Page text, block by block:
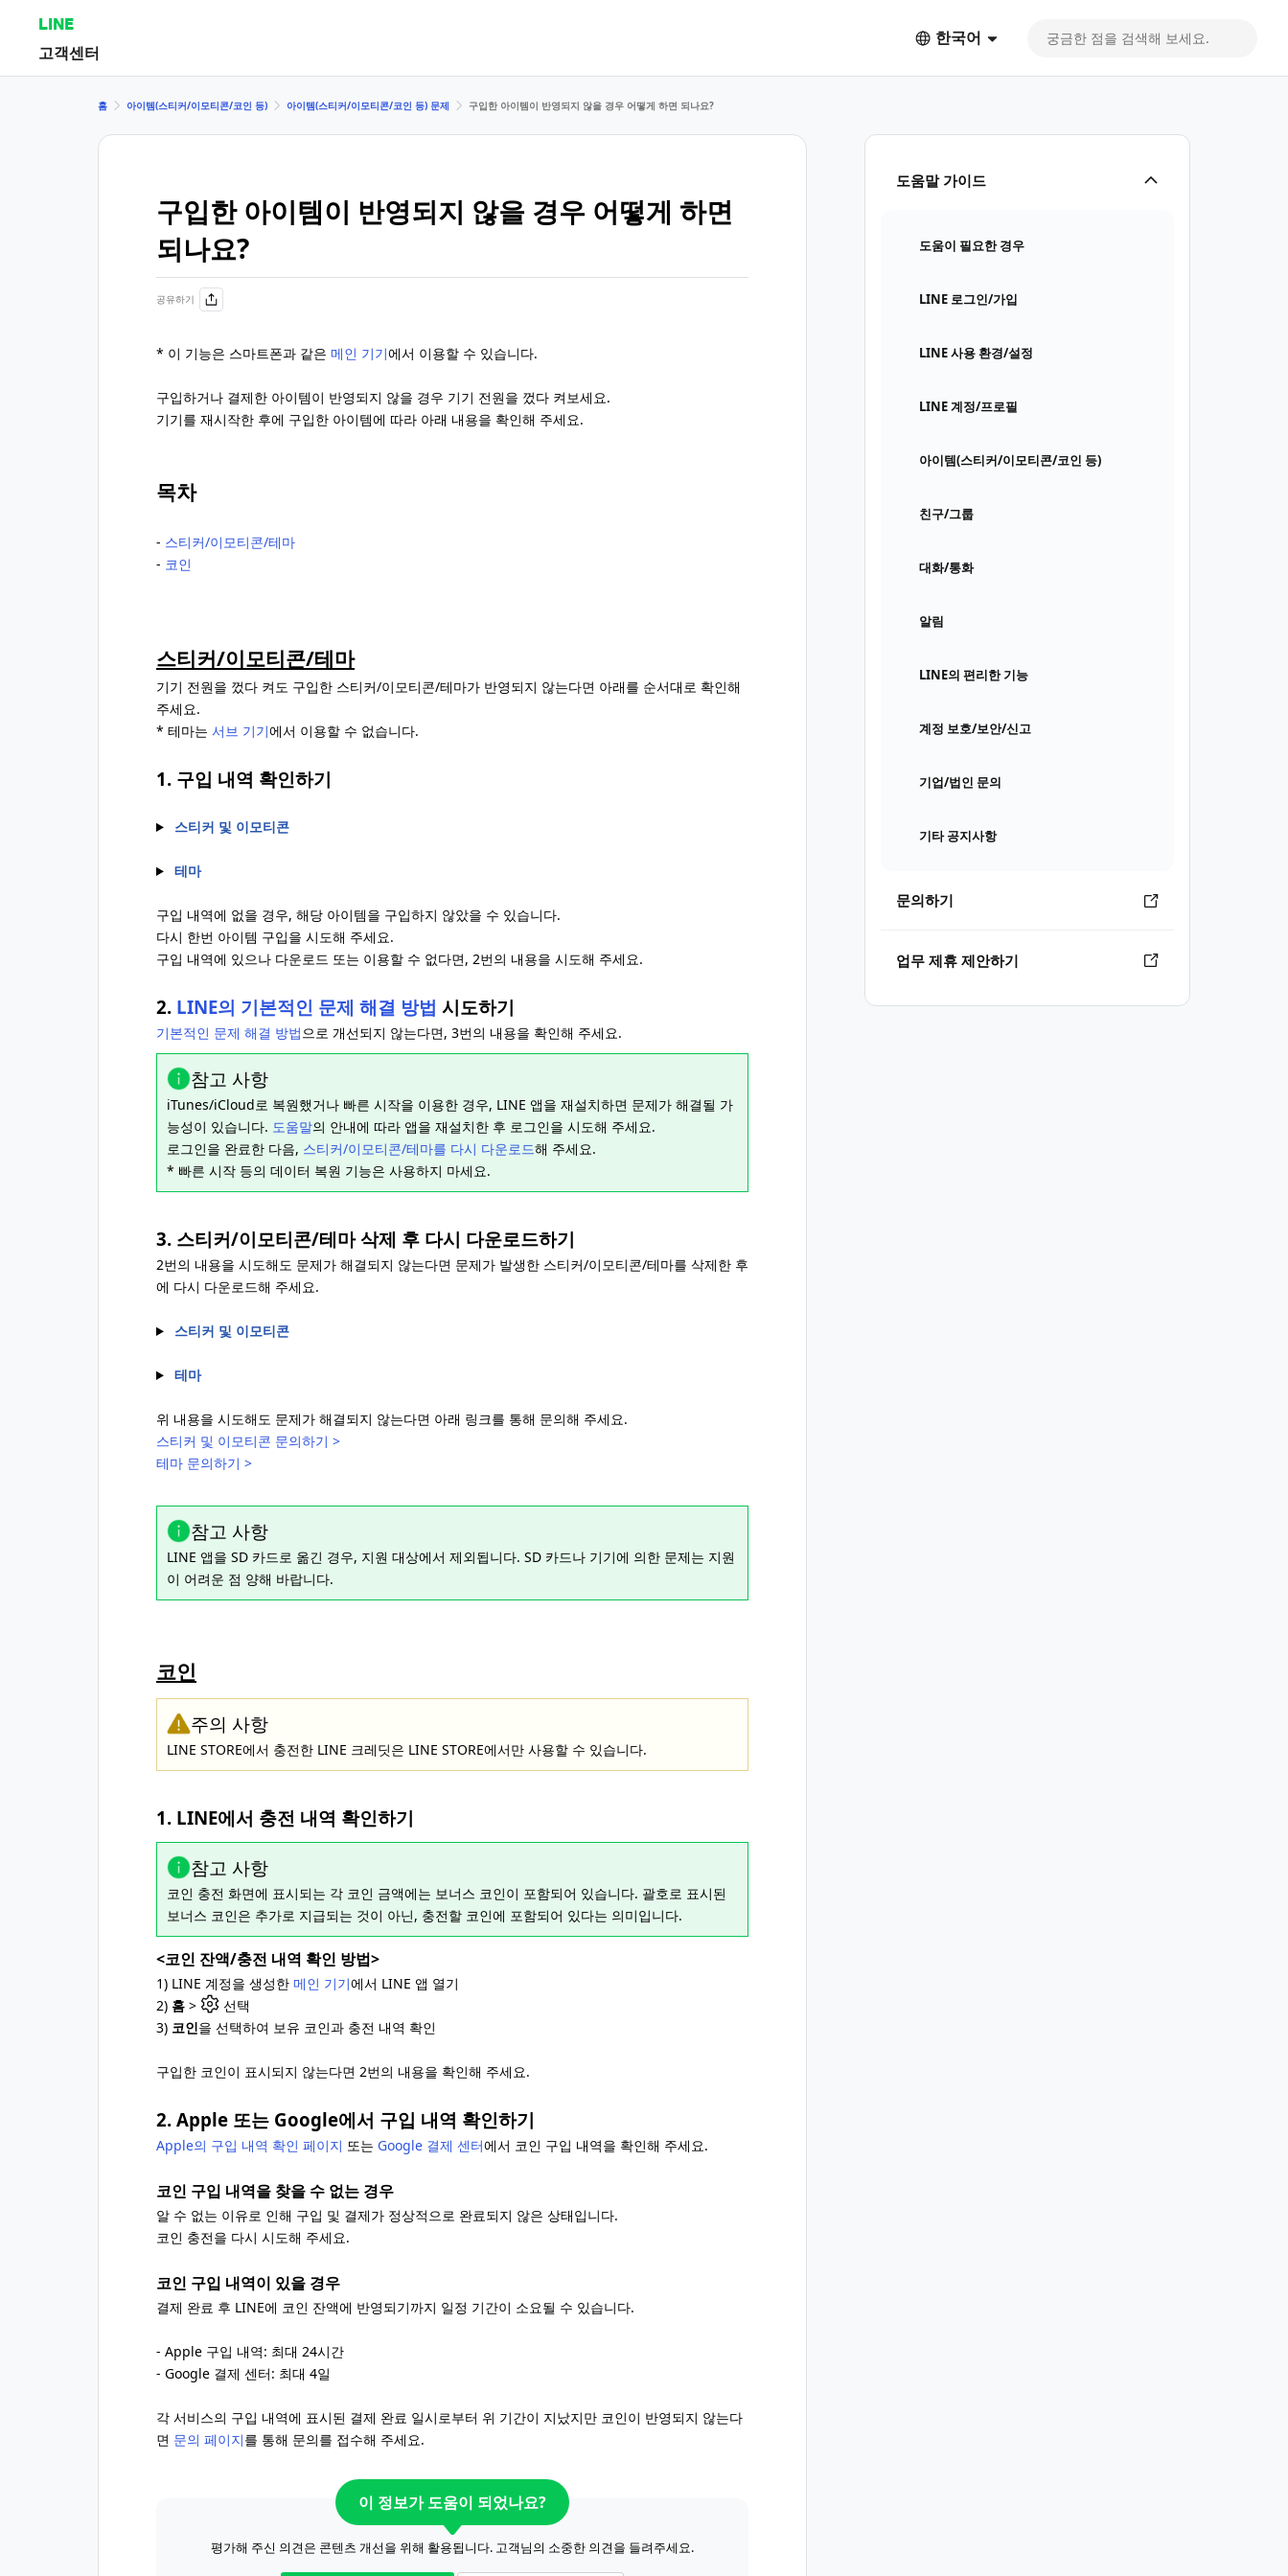
LINE
고객센터
한국어
도움말 가이드
도움이 필요한 경우
LINE 로그인/가입
LINE 사용 환경/설정
LINE 계정/프로필
아이템(스티커/이모티콘/코인 등)
친구/그룹
대화/통화
알림
LINE의 편리한 기능
계정 보호/보안/신고
기업/법인 문의
기타 공지사항
문의하기
업무 제휴 제안하기
홈 아이템(스티커/이모티콘/코인 등) 아이템(스티커/이모티콘/코인 등) 문제 구입한 아이템이 반영되지 않을 경우 어떻게 하면 되나요?
구입한 아이템이 반영되지 않을 경우 어떻게 하면
되나요?
공유하기
* 이 기능은 스마트폰과 같은 메인 기기에서 이용할 수 있습니다.
구입하거나 결제한 아이템이 반영되지 않을 경우 기기 전원을 껐다 켜보세요.
기기를 재시작한 후에 구입한 아이템에 따라 아래 내용을 확인해 주세요.
목차
‐ 스티커/이모티콘/테마
‐ 코인
스티커/이모티콘/테마
기기 전원을 껐다 켜도 구입한 스티커/이모티콘/테마가 반영되지 않는다면 아래를 순서대로 확인해
주세요.
* 테마는 서브 기기에서 이용할 수 없습니다.
1. 구입 내역 확인하기
스티커 및 이모티콘
테마
구입 내역에 없을 경우, 해당 아이템을 구입하지 않았을 수 있습니다.
다시 한번 아이템 구입을 시도해 주세요.
구입 내역에 있으나 다운로드 또는 이용할 수 없다면, 2번의 내용을 시도해 주세요.
2. LINE의 기본적인 문제 해결 방법 시도하기
기본적인 문제 해결 방법으로 개선되지 않는다면, 3번의 내용을 확인해 주세요.
참고 사항
iTunes/iCloud로 복원했거나 빠른 시작을 이용한 경우, LINE 앱을 재설치하면 문제가 해결될 가
능성이 있습니다. 도움말의 안내에 따라 앱을 재설치한 후 로그인을 시도해 주세요.
로그인을 완료한 다음, 스티커/이모티콘/테마를 다시 다운로드해 주세요.
* 빠른 시작 등의 데이터 복원 기능은 사용하지 마세요.
3. 스티커/이모티콘/테마 삭제 후 다시 다운로드하기
2번의 내용을 시도해도 문제가 해결되지 않는다면 문제가 발생한 스티커/이모티콘/테마를 삭제한 후
에 다시 다운로드해 주세요.
스티커 및 이모티콘
테마
위 내용을 시도해도 문제가 해결되지 않는다면 아래 링크를 통해 문의해 주세요.
스티커 및 이모티콘 문의하기 >
테마 문의하기 >
참고 사항
LINE 앱을 SD 카드로 옮긴 경우, 지원 대상에서 제외됩니다. SD 카드나 기기에 의한 문제는 지원
이 어려운 점 양해 바랍니다.
코인
주의 사항
LINE STORE에서 충전한 LINE 크레딧은 LINE STORE에서만 사용할 수 있습니다.
1. LINE에서 충전 내역 확인하기
참고 사항
코인 충전 화면에 표시되는 각 코인 금액에는 보너스 코인이 포함되어 있습니다. 괄호로 표시된
보너스 코인은 추가로 지급되는 것이 아닌, 충전할 코인에 포함되어 있다는 의미입니다.
<코인 잔액/충전 내역 확인 방법>
1) LINE 계정을 생성한 메인 기기에서 LINE 앱 열기
2) 홈 >
선택
3) 코인을 선택하여 보유 코인과 충전 내역 확인
구입한 코인이 표시되지 않는다면 2번의 내용을 확인해 주세요.
2. Apple 또는 Google에서 구입 내역 확인하기
Apple의 구입 내역 확인 페이지 또는 Google 결제 센터에서 코인 구입 내역을 확인해 주세요.
코인 구입 내역을 찾을 수 없는 경우
알 수 없는 이유로 인해 구입 및 결제가 정상적으로 완료되지 않은 상태입니다.
코인 충전을 다시 시도해 주세요.
코인 구입 내역이 있을 경우
결제 완료 후 LINE에 코인 잔액에 반영되기까지 일정 기간이 소요될 수 있습니다.
- Apple 구입 내역: 최대 24시간
- Google 결제 센터: 최대 4일
각 서비스의 구입 내역에 표시된 결제 완료 일시로부터 위 기간이 지났지만 코인이 반영되지 않는다
면 문의 페이지를 통해 문의를 접수해 주세요.
이 정보가 도움이 되었나요?
평가해 주신 의견은 콘텐츠 개선을 위해 활용됩니다. 고객님의 소중한 의견을 들려주세요.